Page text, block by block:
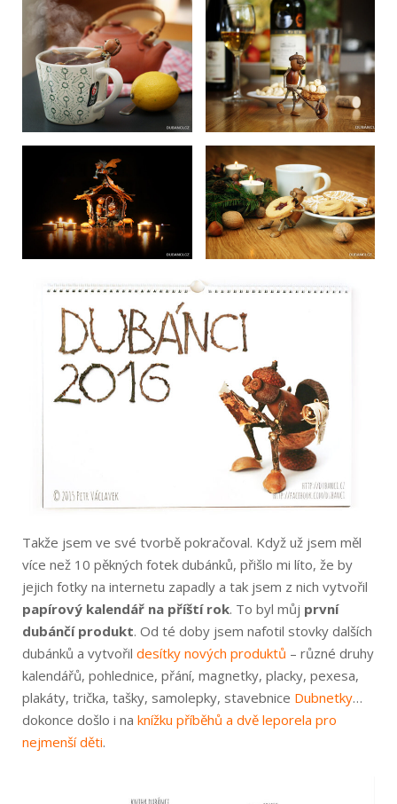
Takže jsem ve své tvorbě pokračoval. Když už jsem měl
více než 10 pěkných fotek dubánků, přišlo mi líto, že by
jejich fotky na internetu zapadly a tak jsem z nich vytvořil
papírový kalendář na příští rok. To byl můj první
dubánčí produkt. Od té doby jsem nafotil stovky dalších
dubánků a vytvořil desítky nových produktů – různé druhy
kalendářů, pohlednice, přání, magnetky, placky, pexesa,
plakáty, trička, tašky, samolepky, stavebnice Dubnetky…
dokonce došlo i na knížku příběhů a dvě leporela pro
nejmenší děti.